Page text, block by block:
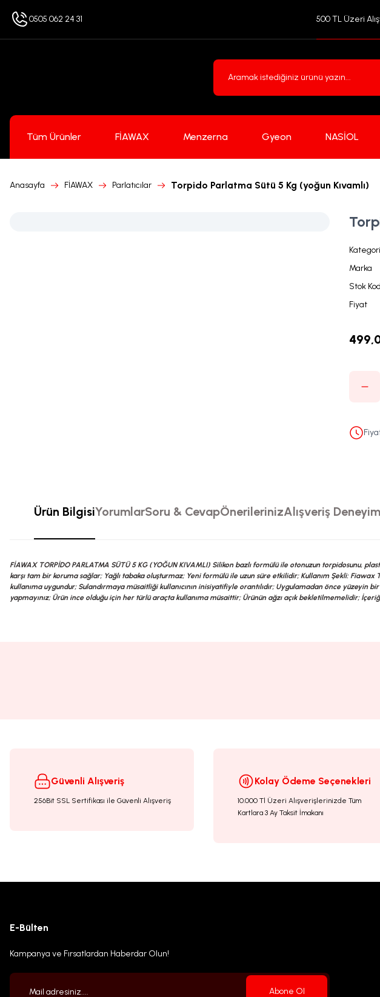
0505 062 24 31 500 TL Üzeri
Tüm Ürünler FİAWAX Menzerna Gyeon NASİOL
Anasayfa FİAWAX Parlatıcılar Torpido Parlatma Sütü 5 Kg (yoğun Kıvamlı)
Kategori
Marka
Stok
Fiyat
Ürün BilgisiYorumlarSoru & CevapÖnerilerinizAlışveriş
FİAWAX TORPİDO PARLATMA SÜTÜ 5 KG (YOĞUN KIVAMLI) Silikon bazlı formülü ile otonuzun torpidosunu,
karşı tam bir koruma sağlar; Yağlı tabaka oluşturmaz; Yeni formülü ile uzun süre etkilidir; Kullanım Şekli:
kullanıma uygundur; Sulandırmaya müsaitliği kullanıcının inisiyatifiyle orantılıdır; Uygulamadan önce yüzeyin
yapmayınız; Ürün ince olduğu için her türlü araçta kullanıma müsaittir; Ürünün ağzı açık bekletilmemelidir;
Güvenli Alışveriş
256Bit SSL Sertifikası ile Güvenli Alışveriş
Kolay Ödeme Seçenekleri
10.000 Tl Üzeri Alışverişlerinizde Tüm
Kartlara 3 Ay Taksit İmakanı
E-Bülten
Kampanya ve Fırsatlardan Haberdar Olun!
Abone Ol